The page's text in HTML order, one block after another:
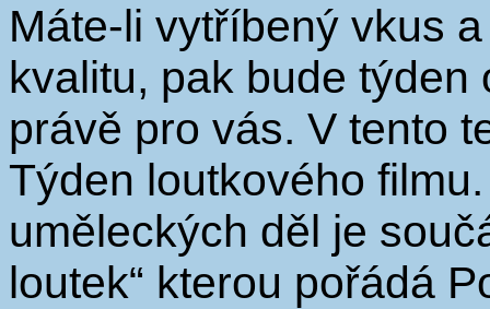
Máte-li vytříbený vkus
kvalitu, pak bude
právě pro vás. V tento
Týden loutkového
uměleckých děl je
loutek“ kterou pořádá